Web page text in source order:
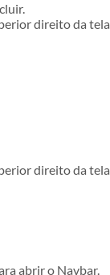
direito da
direito da
abrir o Navbar.